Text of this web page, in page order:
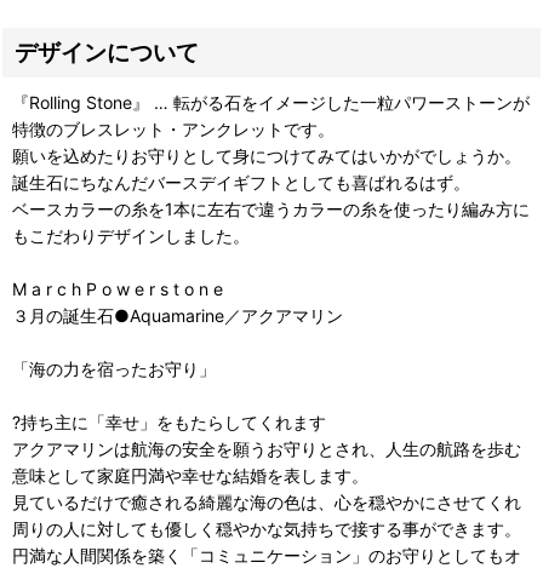
デザインについて
『Rolling Stone』 … 転がる石をイメージした一粒パワーストーンが
特徴のブレスレット・アンクレットです。
願いを込めたりお守りとして身につけてみてはいかがでしょうか。
誕生石にちなんだバースデイギフトとしても喜ばれるはず。
ベースカラーの糸を1本に左右で違うカラーの糸を使ったり編み方に
もこだわりデザインしました。
M a r c h P o w e r s t o n e
３月の誕生石●Aquamarine／アクアマリン
「海の力を宿ったお守り」
?持ち主に「幸せ」をもたらしてくれます
アクアマリンは航海の安全を願うお守りとされ、人生の航路を歩む
意味として家庭円満や幸せな結婚を表します。
見ているだけで癒される綺麗な海の色は、心を穏やかにさせてくれ
周りの人に対しても優しく穏やかな気持ちで接する事ができます。
円満な人間関係を築く「コミュニケーション」のお守りとしてもオ